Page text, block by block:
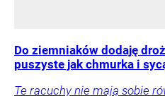
Do ziemniaków dodaję
puszyste jak chmurka i
Te racuchy nie mają sobie